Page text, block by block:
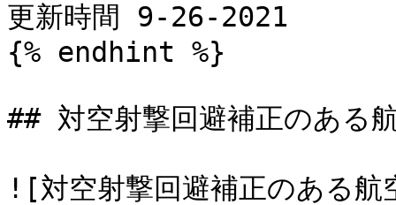
更新時間 9-26-2021
{% endhint %}
## 対空射撃回避補正のある
![対空射撃回避補正のある航